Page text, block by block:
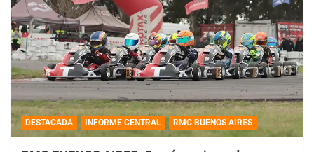
DESTACADA INFORME CENTRAL RMC BUENOS AIRES